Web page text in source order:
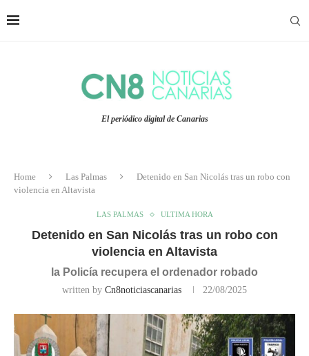
El periódico digital de Canarias
Home Las Palmas
Detenido en San Nicolás tras un robo con
violencia en Altavista
LAS PALMAS ULTIMA HORA
Detenido en San Nicolás tras un robo con
violencia en Altavista
la Policía recupera el ordenador robado
written by Cn8noticiascanarias 22/08/2025